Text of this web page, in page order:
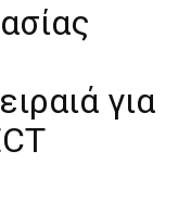
για